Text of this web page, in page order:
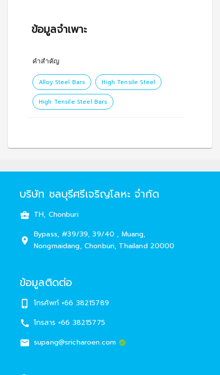
ข้อมูลจำเพาะ
คำสำคัญ
Alloy Steel Bars High Tensile Steel
High Tensile Steel Bars
บริษัท ชลบุรีศรีเจริญโลหะ จำกัด
TH, Chonburi
Bypass, #39/39, 39/40 , Muang,
Nongmaidang, Chonburi, Thailand 20000
ข้อมูลติดต่อ
โทรศัพท์ +66 38215789
โทรสาร +66 38215775
supang@sricharoen.com